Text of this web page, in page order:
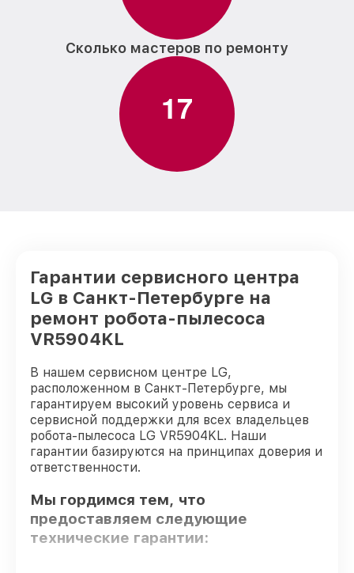
Сколько мастеров по ремонту
17
Гарантии сервисного центра
LG в Санкт-Петербурге на
ремонт робота-пылесоса
VR5904KL
В нашем сервисном центре LG,
расположенном в Санкт-Петербурге, мы
гарантируем высокий уровень сервиса и
сервисной поддержки для всех владельцев
робота-пылесоса LG VR5904KL. Наши
гарантии базируются на принципах доверия и
ответственности.
Мы гордимся тем, что
предоставляем следующие
технические гарантии: